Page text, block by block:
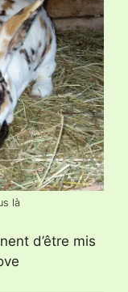
là
d’être mis